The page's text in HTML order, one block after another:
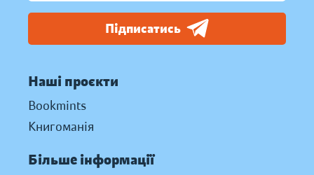
Підписатись
Наші проєкти
Bookmints
Книгоманія
Більше інформації